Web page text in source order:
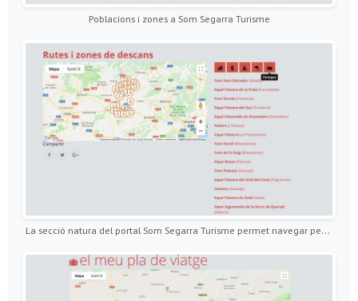
Poblacions i zones a Som Segarra Turisme
La secció natura del portal Som Segarra Turisme permet navegar per poblacions o tipus d'activitat